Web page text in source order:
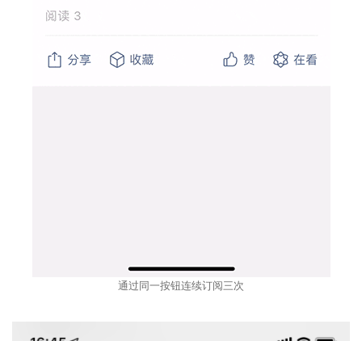
通过同一按钮连续订阅三次